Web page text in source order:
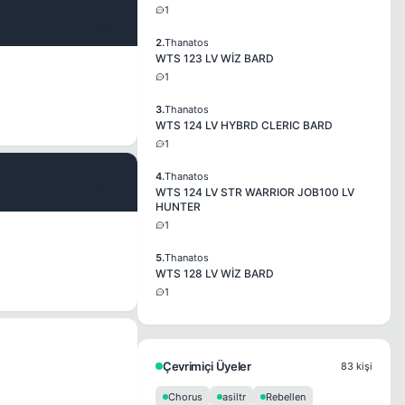
1
2.Thanatos
WTS 123 LV WİZ BARD
1
3.Thanatos
WTS 124 LV HYBRD CLERIC BARD
1
4.Thanatos
WTS 124 LV STR WARRIOR JOB100 LV
HUNTER
1
5.Thanatos
WTS 128 LV WİZ BARD
1
Çevrimiçi Üyeler 83 kişi
Chorus asiltr Rebellen